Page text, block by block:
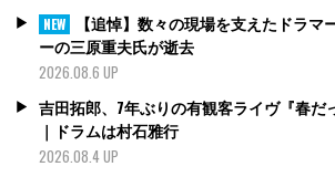
NEW
【追悼】数々の現場を支えたドラマ
ーの三原重夫氏が逝去
2026.08.6 UP
吉田拓郎、7年ぶりの有観客ライヴ『春だ
｜ドラムは村石雅行
2026.08.4 UP